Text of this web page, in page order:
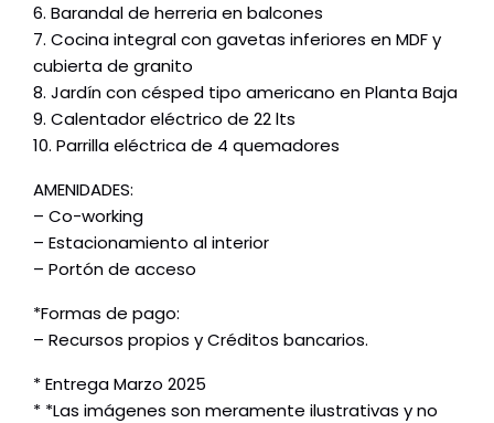
6. Barandal de herreria en balcones
7. Cocina integral con gavetas inferiores en MDF y
cubierta de granito
8. Jardín con césped tipo americano en Planta Baja
9. Calentador eléctrico de 22 lts
10. Parrilla eléctrica de 4 quemadores
AMENIDADES:
– Co-working
– Estacionamiento al interior
– Portón de acceso
*Formas de pago:
– Recursos propios y Créditos bancarios.
* Entrega Marzo 2025
* *Las imágenes son meramente ilustrativas y no